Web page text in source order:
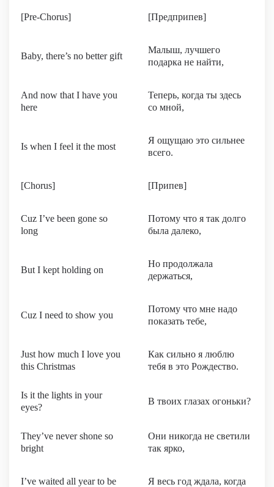
[Pre-Chorus] [Предприпев]
Baby, there’s no better gift
Малыш, лучшего
подарка не найти,
And now that I have you
here
Теперь, когда ты здесь
со мной,
Is when I feel it the most
Я ощущаю это сильнее
всего.
[Chorus] [Припев]
Cuz I’ve been gone so
long
Потому что я так долго
была далеко,
But I kept holding on
Но продолжала
держаться,
Cuz I need to show you
Потому что мне надо
показать тебе,
Just how much I love you
this Christmas
Как сильно я люблю
тебя в это Рождество.
Is it the lights in your
eyes?
В твоих глазах огоньки?
They’ve never shone so
bright
Они никогда не светили
так ярко,
I’ve waited all year to be
Я весь год ждала, когда